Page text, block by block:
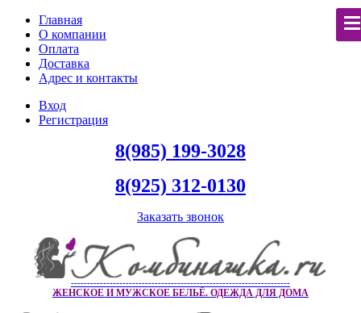
Главная
О компании
Оплата
Доставка
Адрес и контакты
Вход
Регистрация
8(985) 199-3028
8(925) 312-0130
Заказать звонок
--------------------------------------------------------------------
ЖЕНСКОЕ И МУЖСКОЕ БЕЛЬЁ. ОДЕЖДА ДЛЯ ДОМА